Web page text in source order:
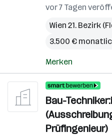
vor 7 Tagen
Wien 21. Bezirk
3.500 €
Merken
Bau-
Prüfingenieur)